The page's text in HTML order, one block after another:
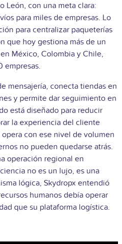
León, con una meta clara:
para miles de empresas. Lo
para centralizar paqueterías
que hoy gestiona más de un
México, Colombia y Chile,
empresas.
mensajería, conecta tiendas en
y permite dar seguimiento en
está diseñado para reducir
la experiencia del cliente
con ese nivel de volumen
no pueden quedarse atrás.
operación regional en
no es un lujo, es una
lógica, Skydropx entendió
humanos debía operar
que su plataforma logística.